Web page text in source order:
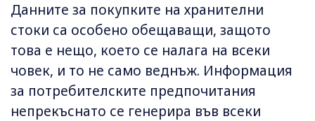
Данните за покупките на хранителни
стоки са особено обещаващи, защото
това е нещо, което се налага на всеки
човек, и то не само веднъж. Информация
за потребителските предпочитания
непрекъснато се генерира във всеки